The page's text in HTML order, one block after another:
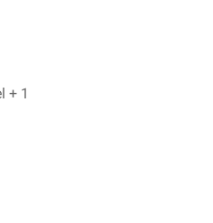
Dr. Frank Antwerpes, Thomas Kagel + 1